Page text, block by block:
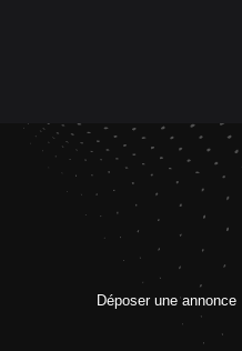
Déposer une annonce